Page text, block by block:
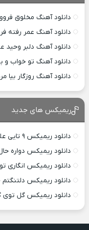
دانلود آهنگ مخلوق
دانلود آهنگ عمر رفته
دانلود آهنگ دلبر وحید
دانلود آهنگ تو خواب و
دانلود آهنگ روزگار
ریمیکس های جدید
دانلود ریمیکس ۹ تایی علیرضا اسپید
دانلود ریمیکس دواره
دانلود ریمیکس انگاری
دانلود ریمیکس
دانلود ریمیکس گل توی